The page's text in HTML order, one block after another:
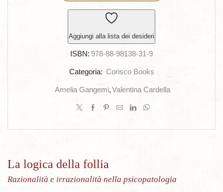
quantità
Aggiungi alla lista dei desideri
ISBN: 978-88-98138-31-9
Categoria: Corisco Books
Amelia Gangemi,Valentina Cardella
La logica della follia
Razionalità e irrazionalità nella psicopatologia